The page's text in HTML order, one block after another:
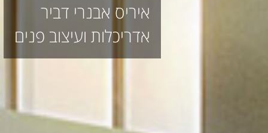
איריס אבנרי דביר
אדריכלות ועיצוב פנים